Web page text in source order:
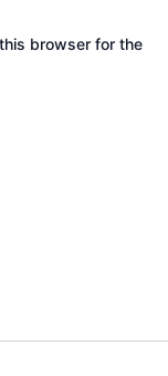
browser for the